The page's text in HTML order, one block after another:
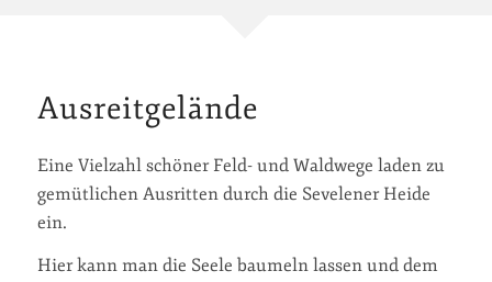
Ausreitgelände
Eine Vielzahl schöner Feld- und Waldwege laden zu
gemütlichen Ausritten durch die Sevelener Heide
ein.
Hier kann man die Seele baumeln lassen und dem